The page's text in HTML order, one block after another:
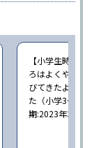
【小学生時の通
ろはよくやり方
びてきたようで
た（小学3〜6年
期:2023年3月）